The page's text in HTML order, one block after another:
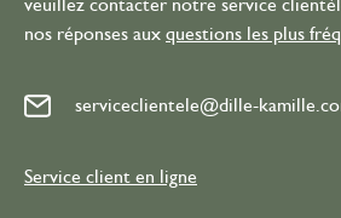
veuillez contacter notre service
nos réponses aux questions les plus
serviceclientele@dille-
Service client en ligne